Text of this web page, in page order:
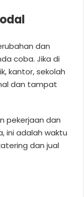
dan
coba. Jika di
kantor, sekolah
dan tampat
pekerjaan dan
ini adalah waktu
dan jual